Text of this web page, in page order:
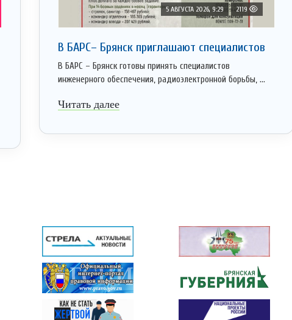
5 АВГУСТА 2026, 9:29 2119
В БАРС– Брянcк приглaшают cпециaлистoв
В БАРС – Брянск готовы принять специалистов
инженерного обеспечения, радиоэлектронной борьбы, ...
Читать далее